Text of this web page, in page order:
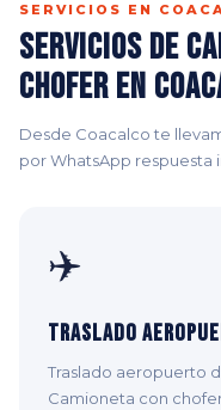
SERVICIOS EN
Servicios de
Chofer en
Desde Coacalco te
por WhatsApp respuesta
✈️
Traslado
Traslado aeropuerto
Camioneta con